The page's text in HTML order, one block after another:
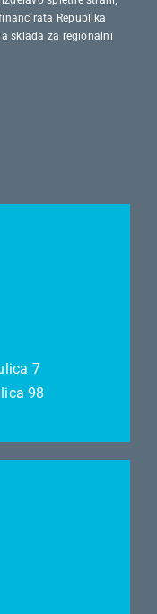
Republika
sklada za regionalni
7
98